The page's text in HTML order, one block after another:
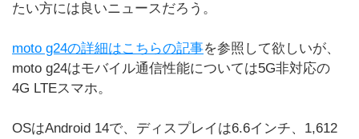
たい方には良いニュースだろう。
moto g24の詳細はこちらの記事を参照して欲しいが、
moto g24はモバイル通信性能については5G非対応の
4G LTEスマホ。
OSはAndroid 14で、ディスプレイは6.6インチ、1,612